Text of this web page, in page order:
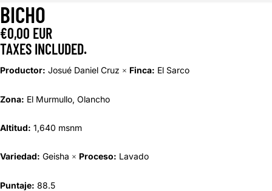
BICHO
€0,00 EUR
TAXES INCLUDED.
Productor: Josué Daniel Cruz × Finca: El Sarco
Zona: El Murmullo, Olancho
Altitud: 1,640 msnm
Variedad: Geisha × Proceso: Lavado
Puntaje: 88.5